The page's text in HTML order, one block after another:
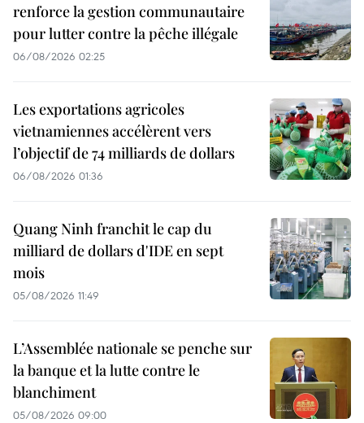
renforce la gestion communautaire
pour lutter contre la pêche illégale
06/08/2026 02:25
Les exportations agricoles
vietnamiennes accélèrent vers
l’objectif de 74 milliards de dollars
06/08/2026 01:36
Quang Ninh franchit le cap du
milliard de dollars d'IDE en sept
mois
05/08/2026 11:49
L’Assemblée nationale se penche sur
la banque et la lutte contre le
blanchiment
05/08/2026 09:00